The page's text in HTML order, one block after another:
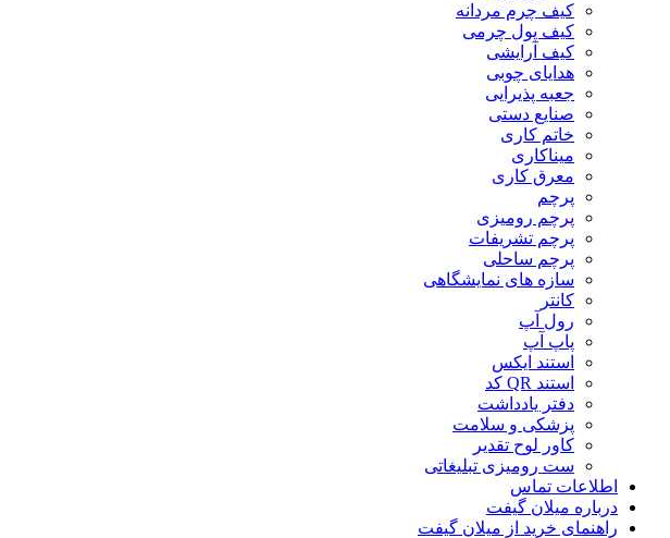
کیف چرم مردانه
کیف پول چرمی
کیف آرایشی
هدایای چوبی
جعبه پذیرایی
صنایع دستی
خاتم کاری
میناکاری
معرق کاری
پرچم
پرچم رومیزی
پرچم تشریفات
پرچم ساحلی
سازه های نمایشگاهی
کانتر
رول آپ
پاپ آپ
استند ایکس
استند QR کد
دفتر یادداشت
پزشکی و سلامت
کاور لوح تقدیر
ست رومیزی تبلیغاتی
اطلاعات تماس
درباره میلان گیفت
راهنمای خرید از میلان گیفت